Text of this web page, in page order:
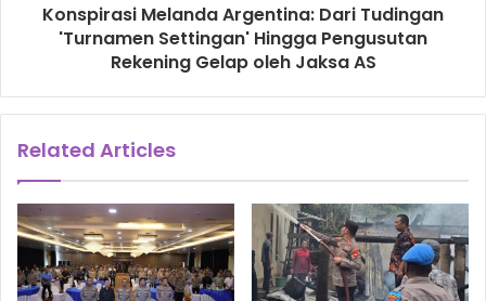
serta mampu mendukung terciptanya administrasi
pertanahan yang tertib, bersih, aman, dan memberikan
kepastian hukum bagi seluruh masyarakat di Bumi Serasan
Sekundang. (ril)
Konspirasi Melanda Argentina: Dari Tudingan
'Turnamen Settingan' Hingga Pengusutan
Rekening Gelap oleh Jaksa AS
Related Articles